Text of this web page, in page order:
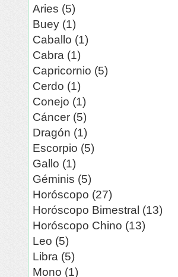
Aries (5)
Buey (1)
Caballo (1)
Cabra (1)
Capricornio (5)
Cerdo (1)
Conejo (1)
Cáncer (5)
Dragón (1)
Escorpio (5)
Gallo (1)
Géminis (5)
Horóscopo (27)
Horóscopo Bimestral (13)
Horóscopo Chino (13)
Leo (5)
Libra (5)
Mono (1)